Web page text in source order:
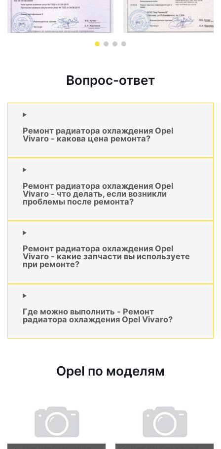
Вопрос-ответ
Ремонт радиатора охлаждения Opel
Vivaro - какова цена ремонта?
Ремонт радиатора охлаждения Opel
Vivaro - что делать, если возникли
проблемы после ремонта?
Ремонт радиатора охлаждения Opel
Vivaro - какие запчасти вы используете
при ремонте?
Где можно выполнить - Ремонт
радиатора охлаждения Opel Vivaro?
Opel по моделям